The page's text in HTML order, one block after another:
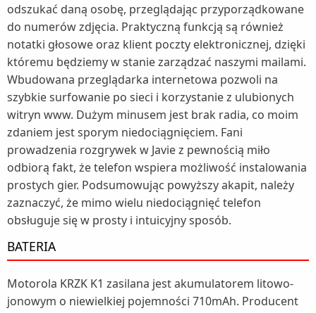
odszukać daną osobę, przeglądając przyporządkowane
do numerów zdjęcia. Praktyczną funkcją są również
notatki głosowe oraz klient poczty elektronicznej, dzięki
któremu będziemy w stanie zarządzać naszymi mailami.
Wbudowana przeglądarka internetowa pozwoli na
szybkie surfowanie po sieci i korzystanie z ulubionych
witryn www. Dużym minusem jest brak radia, co moim
zdaniem jest sporym niedociągnięciem. Fani
prowadzenia rozgrywek w Javie z pewnością miło
odbiorą fakt, że telefon wspiera możliwość instalowania
prostych gier. Podsumowując powyższy akapit, należy
zaznaczyć, że mimo wielu niedociągnięć telefon
obsługuje się w prosty i intuicyjny sposób.
BATERIA
Motorola KRZK K1 zasilana jest akumulatorem litowo-
jonowym o niewielkiej pojemności 710mAh. Producent